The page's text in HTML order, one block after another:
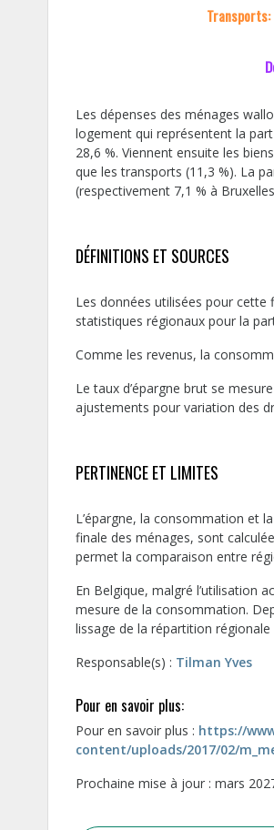
Les dépenses des ménages
logement qui représentent la
28,6 %. Viennent ensuite les
que les transports (11,3 %). La
(respectivement 7,1 % à
DÉFINITIONS ET SOURCES
Les données utilisées pour cette
statistiques régionaux pour la
Comme les revenus, la
Le taux d’épargne brut se
ajustements pour variation des
PERTINENCE ET LIMITES
L’épargne, la consommation et
finale des ménages, sont
permet la comparaison entre
En Belgique, malgré l’utilisation
mesure de la consommation.
lissage de la répartition
Responsable(s) : Tilman Yves
Pour en savoir plus:
Pour en savoir plus : https://
content/uploads/2017/02/
Prochaine mise à jour : mars